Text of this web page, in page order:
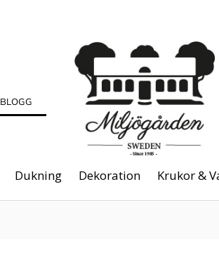
BLOGG
Dukning Dekoration Krukor &